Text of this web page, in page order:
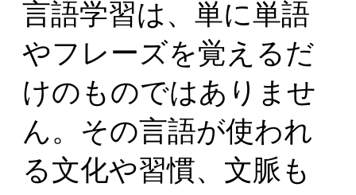
言語学習は、単に単語
やフレーズを覚えるだ
けのものではありませ
ん。その言語が使われ
る文化や習慣、文脈も